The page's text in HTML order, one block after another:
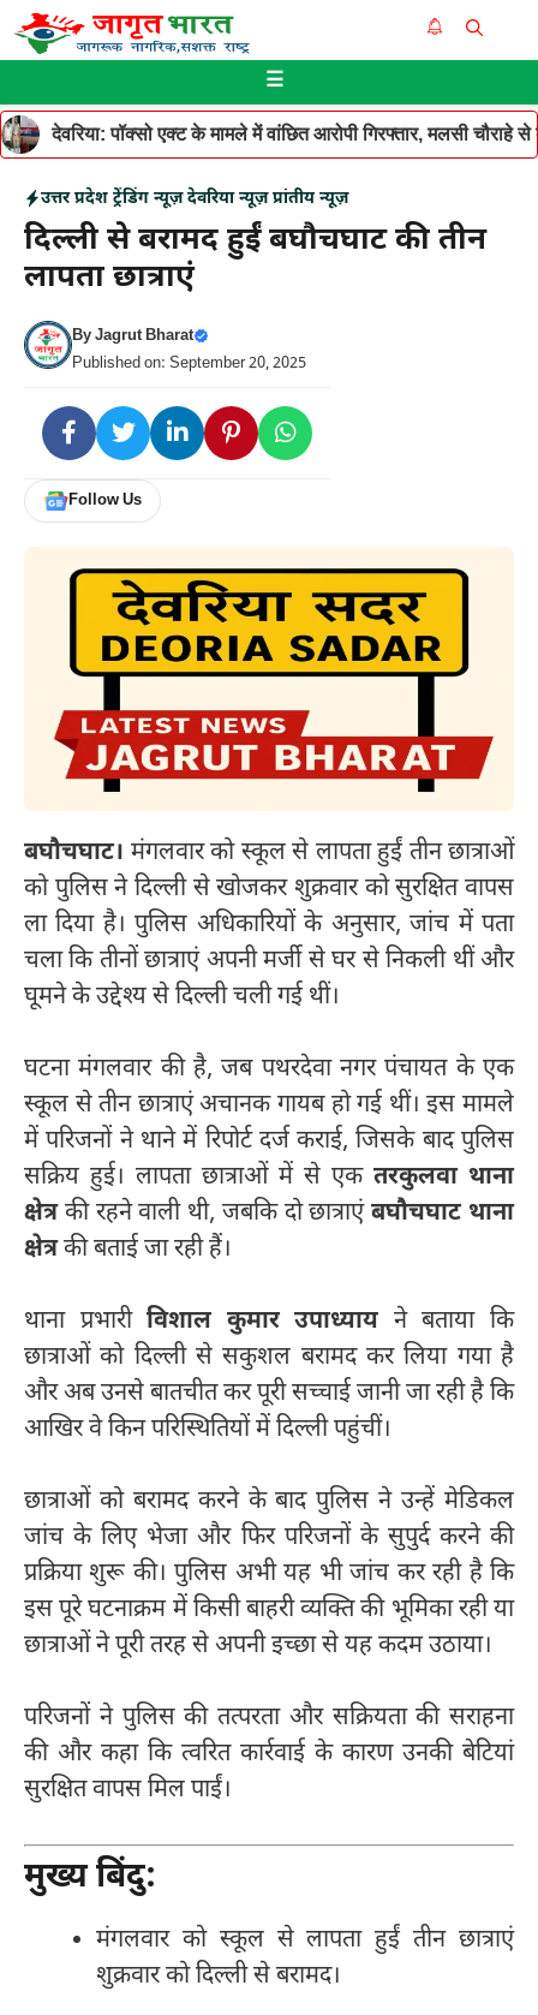
Skip
to
☰
देवरिया: पॉक्सो एक्ट के मामले में वांछित आरोपी गिरफ्तार, मलसी चौराहे
उत्तर प्रदेश ट्रेंडिंग न्यूज़ देवरिया न्यूज़ प्रांतीय न्यूज़
दिल्ली से बरामद हुईं बघौचघाट की तीन
लापता छात्राएं
ByJagrut Bharat
Published on: September 20, 2025
Follow Us
बघौचघाट। मंगलवार को स्कूल से लापता हुईं तीन छात्राओं
को पुलिस ने दिल्ली से खोजकर शुक्रवार को सुरक्षित वापस
ला दिया है। पुलिस अधिकारियों के अनुसार, जांच में पता
चला कि तीनों छात्राएं अपनी मर्जी से घर से निकली थीं और
घूमने के उद्देश्य से दिल्ली चली गई थीं।
घटना मंगलवार की है, जब पथरदेवा नगर पंचायत के एक
स्कूल से तीन छात्राएं अचानक गायब हो गई थीं। इस मामले
में परिजनों ने थाने में रिपोर्ट दर्ज कराई, जिसके बाद पुलिस
सक्रिय हुई। लापता छात्राओं में से एक तरकुलवा थाना
क्षेत्रकी रहने वाली थी, जबकि दो छात्राएंबघौचघाट थाना
क्षेत्रकी बताई जा रही हैं।
थाना प्रभारीविशाल कुमार उपाध्याय ने बताया कि
छात्राओं को दिल्ली से सकुशल बरामद कर लिया गया है
और अब उनसे बातचीत कर पूरी सच्चाई जानी जा रही है कि
आखिर वे किन परिस्थितियों में दिल्ली पहुंचीं।
छात्राओं को बरामद करने के बाद पुलिस ने उन्हें मेडिकल
जांच के लिए भेजा और फिर परिजनों के सुपुर्द करने की
प्रक्रिया शुरू की। पुलिस अभी यह भी जांच कर रही है कि
इस पूरे घटनाक्रम में किसी बाहरी व्यक्ति की भूमिका रही या
छात्राओं ने पूरी तरह से अपनी इच्छा से यह कदम उठाया।
परिजनों ने पुलिस की तत्परता और सक्रियता की सराहना
की और कहा कि त्वरित कार्रवाई के कारण उनकी बेटियां
सुरक्षित वापस मिल पाईं।
मुख्य बिंदु:
मंगलवार को स्कूल से लापता हुईं तीन छात्राएं
शुक्रवार को दिल्ली से बरामद।